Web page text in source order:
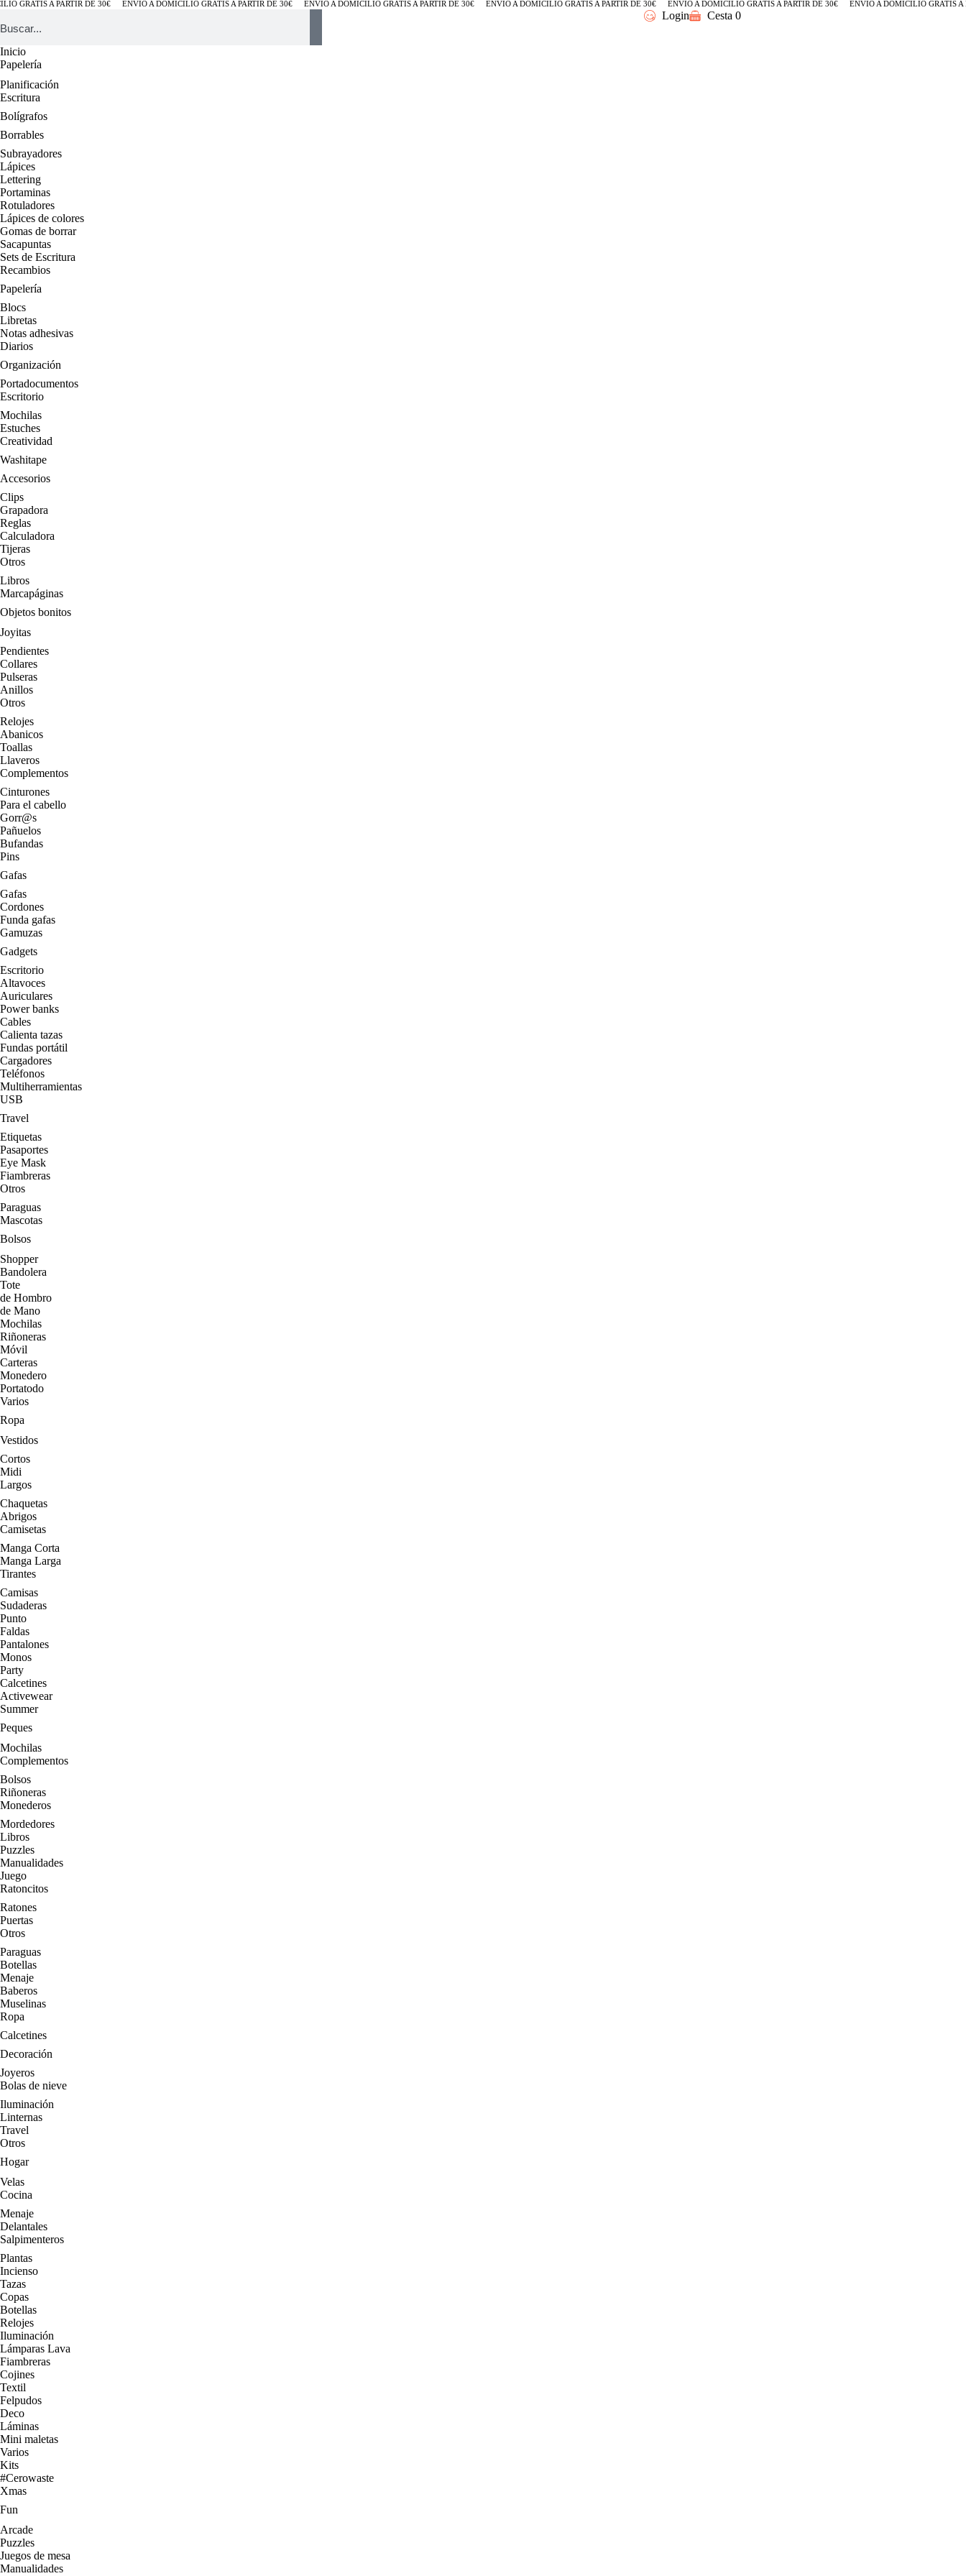
GRATIS A PARTIR DE 30€ ENVÍO A DOMICILIO GRATIS A PARTIR DE 30€ ENVÍO A DOMICILIO GRATIS A PARTIR DE 30€ ENVÍO A DOMICILIO GRATIS A PARTIR DE 30€ ENVÍO A DOMICILIO GRATIS A PARTIR DE 30€ ENVÍO A DOMICILIO GRATIS A
Login Cesta 0
Inicio
Papelería
Planificación
Escritura
Bolígrafos
Borrables
Subrayadores
Lápices
Lettering
Portaminas
Rotuladores
Lápices de colores
Gomas de borrar
Sacapuntas
Sets de Escritura
Recambios
Papelería
Blocs
Libretas
Notas adhesivas
Diarios
Organización
Portadocumentos
Escritorio
Mochilas
Estuches
Creatividad
Washitape
Accesorios
Clips
Grapadora
Reglas
Calculadora
Tijeras
Otros
Libros
Marcapáginas
Objetos bonitos
Joyitas
Pendientes
Collares
Pulseras
Anillos
Otros
Relojes
Abanicos
Toallas
Llaveros
Complementos
Cinturones
Para el cabello
Gorr@s
Pañuelos
Bufandas
Pins
Gafas
Gafas
Cordones
Funda gafas
Gamuzas
Gadgets
Escritorio
Altavoces
Auriculares
Power banks
Cables
Calienta tazas
Fundas portátil
Cargadores
Teléfonos
Multiherramientas
USB
Travel
Etiquetas
Pasaportes
Eye Mask
Fiambreras
Otros
Paraguas
Mascotas
Bolsos
Shopper
Bandolera
Tote
de Hombro
de Mano
Mochilas
Riñoneras
Móvil
Carteras
Monedero
Portatodo
Varios
Ropa
Vestidos
Cortos
Midi
Largos
Chaquetas
Abrigos
Camisetas
Manga Corta
Manga Larga
Tirantes
Camisas
Sudaderas
Punto
Faldas
Pantalones
Monos
Party
Calcetines
Activewear
Summer
Peques
Mochilas
Complementos
Bolsos
Riñoneras
Monederos
Mordedores
Libros
Puzzles
Manualidades
Juego
Ratoncitos
Ratones
Puertas
Otros
Paraguas
Botellas
Menaje
Baberos
Muselinas
Ropa
Calcetines
Decoración
Joyeros
Bolas de nieve
Iluminación
Linternas
Travel
Otros
Hogar
Velas
Cocina
Menaje
Delantales
Salpimenteros
Plantas
Incienso
Tazas
Copas
Botellas
Relojes
Iluminación
Lámparas Lava
Fiambreras
Cojines
Textil
Felpudos
Deco
Láminas
Mini maletas
Varios
Kits
#Cerowaste
Xmas
Fun
Arcade
Puzzles
Juegos de mesa
Manualidades